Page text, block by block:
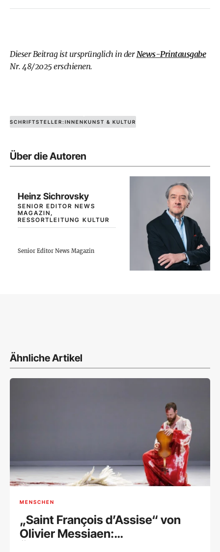
Dieser Beitrag ist ursprünglich in derNews-Printausgabe
Nr. 48/2025 erschienen.
SCHRIFTSTELLER:INNENKUNST & KULTUR
Über die Autoren
Heinz Sichrovsky
SENIOR EDITOR NEWS
MAGAZIN,
RESSORTLEITUNG KULTUR
Senior Editor News Magazin
Ähnliche Artikel
MENSCHEN
„Saint François d’Assise“ von
Olivier Messiaen: